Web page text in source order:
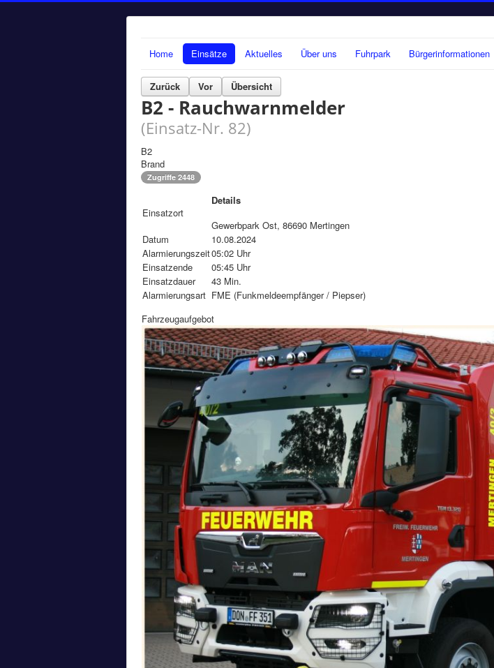
Home Einsätze Aktuelles Über uns Fuhrpark Bürgerinformationen
Zurück Vor Übersicht
B2 - Rauchwarnmelder
(Einsatz-Nr. 82)
B2
Brand
Zugriffe 2448
Einsatzort
Details
Gewerbpark Ost, 86690 Mertingen
Datum
10.08.2024
Alarmierungszeit05:02 Uhr
Einsatzende
05:45 Uhr
Einsatzdauer
43 Min.
Alarmierungsart FME (Funkmeldeempfänger / Piepser)
Fahrzeugaufgebot